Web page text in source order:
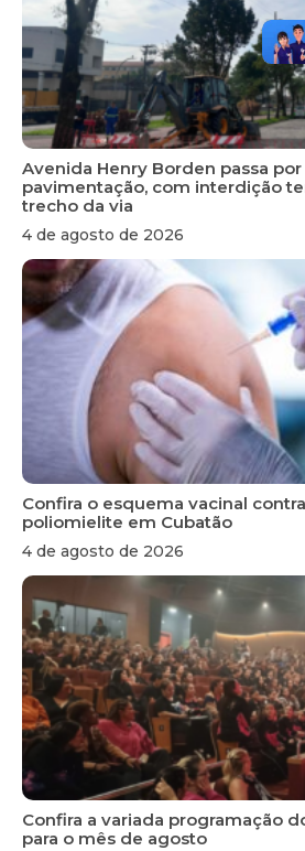
Avenida Henry Borden passa
pavimentação, com interdição
trecho da via
4 de agosto de 2026
Confira o esquema vacinal
poliomielite em Cubatão
4 de agosto de 2026
Confira a variada programação
para o mês de agosto